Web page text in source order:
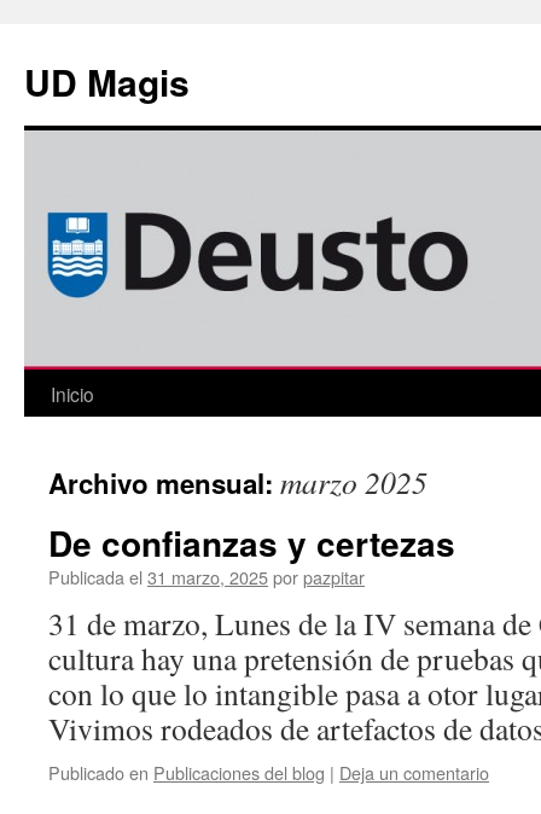
contenido
UD Magis
Inicio
Archivo mensual: marzo 2025
De confianzas y certezas
Publicada el 31 marzo, 2025porpazpitar
31 de marzo, Lunes de la IV semana
cultura hay una pretensión de pruebas
con lo que lo intangible pasa a otor
Vivimos rodeados de artefactos de
Publicado en Publicaciones del blog | Deja un comentario